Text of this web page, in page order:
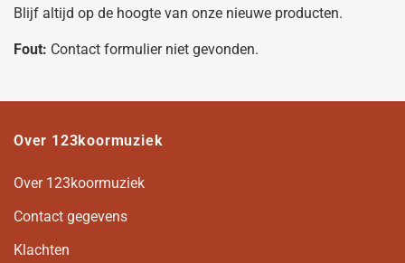
Blijf altijd op de hoogte van onze nieuwe producten.
Fout: Contact formulier niet gevonden.
Over 123koormuziek
Over 123koormuziek
Contact gegevens
Klachten